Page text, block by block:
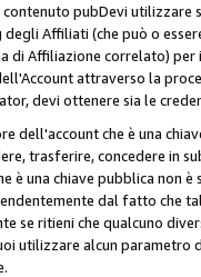
pubDevi utilizzare
Affiliati (che può o
di Affiliazione correlato) per
attraverso la
devi ottenere sia le
dell'account che è una
trasferire, concedere in
è una chiave pubblica non
dal fatto che
se ritieni che qualcuno
utilizzare alcun parametro